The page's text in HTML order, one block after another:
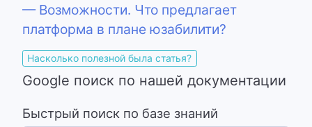
Быстрый поиск по базе знаний
— Возможности. Что предлагает
платформа в плане юзабилити?
Насколько полезной была статья?
Google поиск по нашей документации